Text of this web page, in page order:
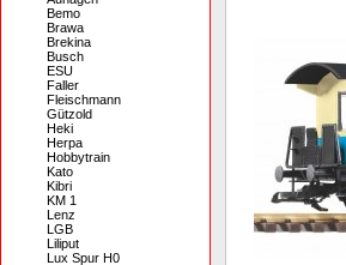
Bemo
Brawa
Brekina
Busch
ESU
Faller
Fleischmann
Gützold
Heki
Herpa
Hobbytrain
Kato
Kibri
KM 1
Lenz
LGB
Liliput
Lux Spur H0